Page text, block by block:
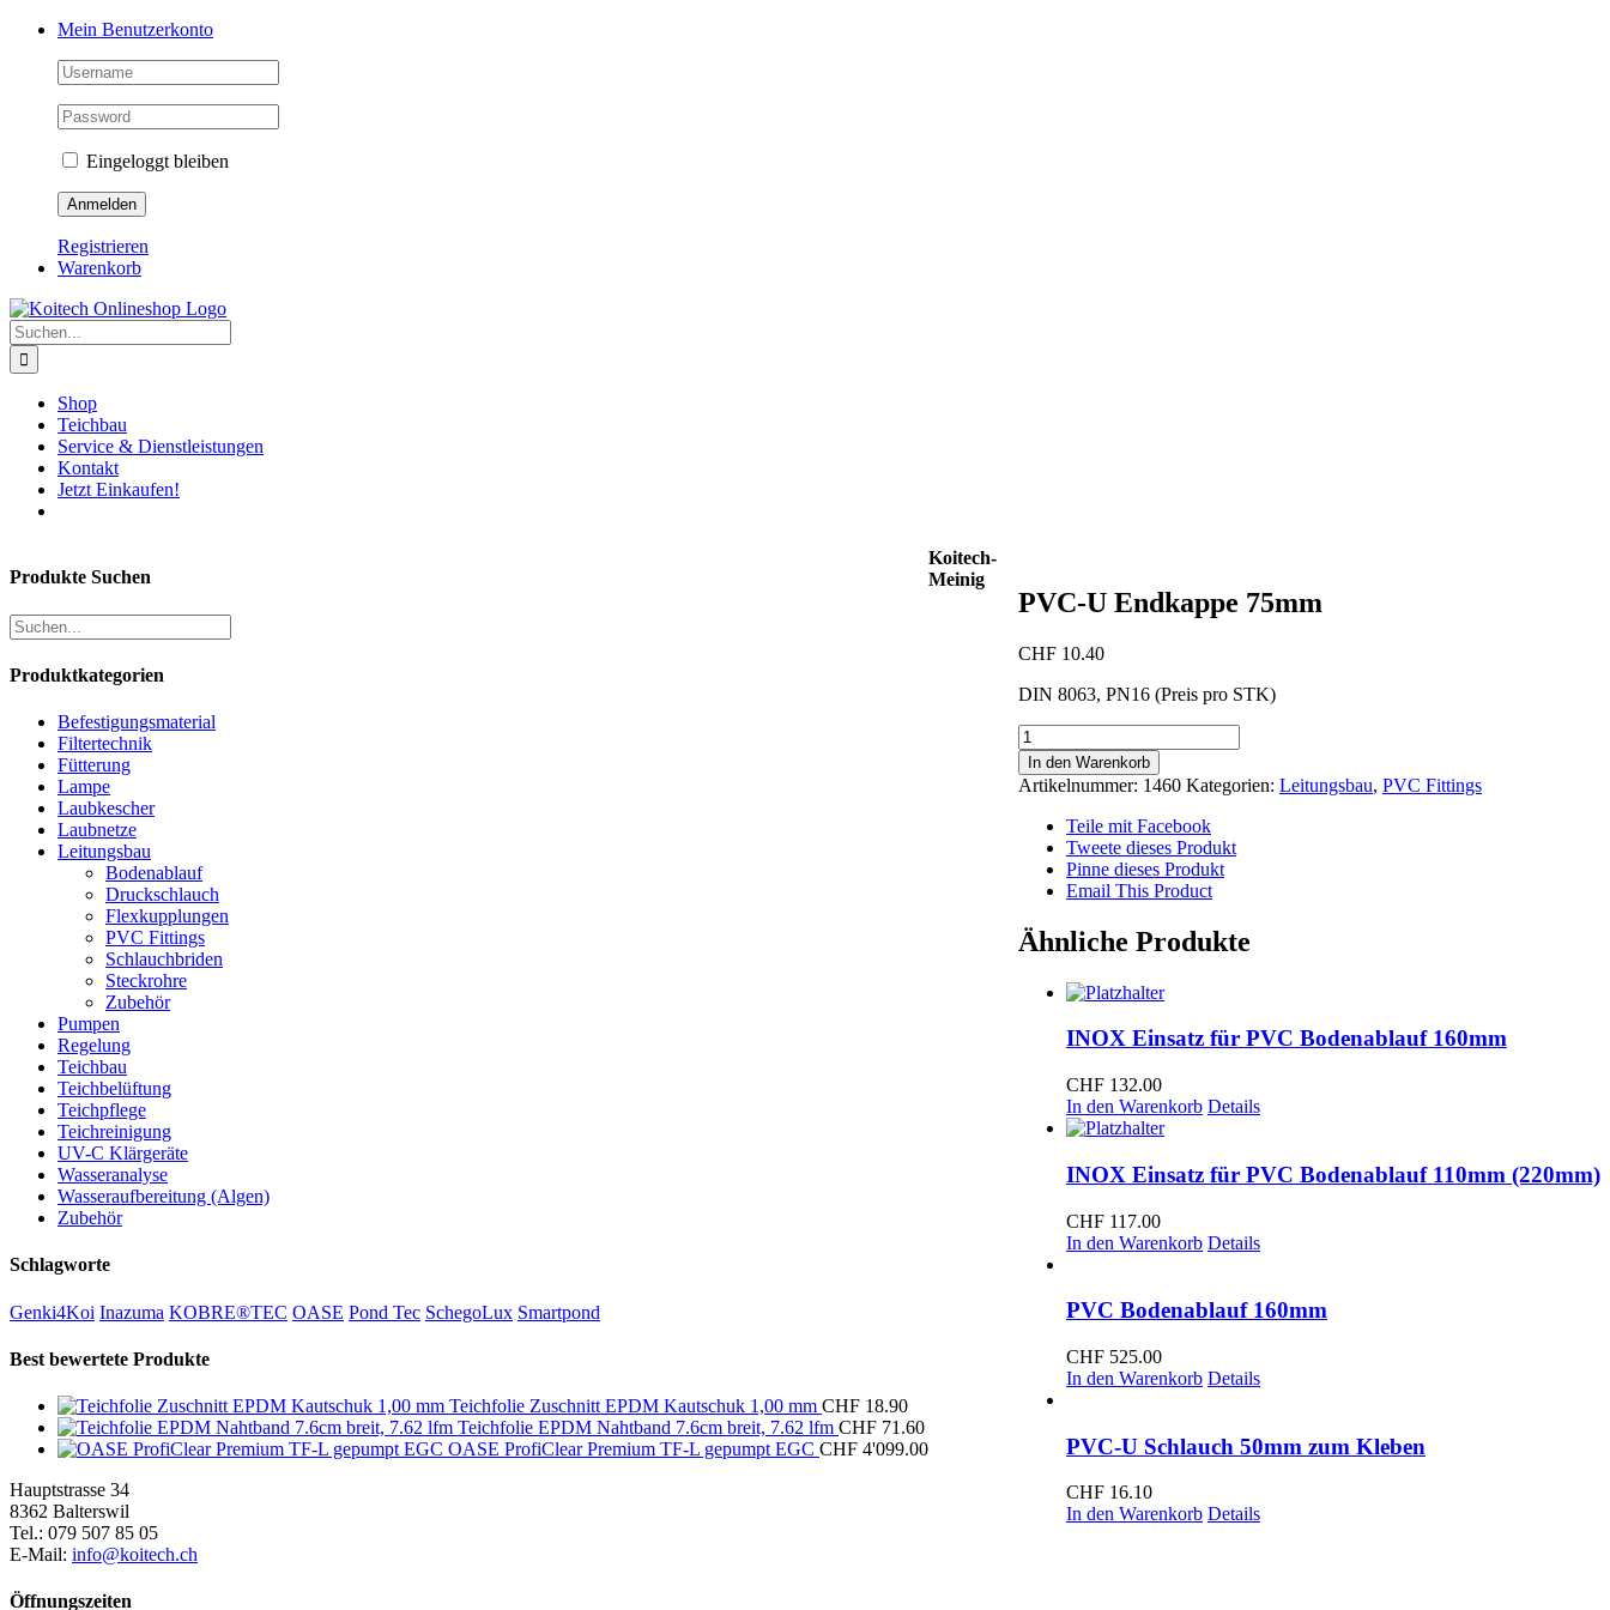
Skip
Mein Benutzerkonto
Eingeloggt bleiben
Registrieren
Warenkorb
Suche
nach:
Shop
Teichbau
Service & Dienstleistungen
Kontakt
Jetzt Einkaufen!
PVC-U Endkappe 75mm
CHF 10.40
DIN 8063, PN16 (Preis pro STK)
PVC-
U
Endkappe
75mm
Menge
In den Warenkorb
Artikelnummer: 1460 Kategorien: Leitungsbau, PVC Fittings
Teile mit Facebook
Tweete dieses Produkt
Pinne dieses Produkt
Email This Product
Ähnliche Produkte
INOX Einsatz für PVC Bodenablauf 160mm
CHF 132.00
In den Warenkorb Details
INOX Einsatz für PVC Bodenablauf 110mm (220mm)
CHF 117.00
In den Warenkorb Details
PVC Bodenablauf 160mm
CHF 525.00
In den Warenkorb Details
PVC-U Schlauch 50mm zum Kleben
CHF 16.10
In den Warenkorb Details
Produkte Suchen
Produktkategorien
Befestigungsmaterial
Filtertechnik
Fütterung
Lampe
Laubkescher
Laubnetze
Leitungsbau
Bodenablauf
Druckschlauch
Flexkupplungen
PVC Fittings
Schlauchbriden
Steckrohre
Zubehör
Pumpen
Regelung
Teichbau
Teichbelüftung
Teichpflege
Teichreinigung
UV-C Klärgeräte
Wasseranalyse
Wasseraufbereitung (Algen)
Zubehör
Schlagworte
Genki4Koi Inazuma KOBRE®TEC OASE Pond Tec SchegoLux Smartpond
Best bewertete Produkte
Teichfolie Zuschnitt EPDM Kautschuk 1,00 mm CHF 18.90
Teichfolie EPDM Nahtband 7.6cm breit, 7.62 lfm CHF 71.60
OASE ProfiClear Premium TF-L gepumpt EGC CHF 4'099.00
Koitech-
Meinig
Hauptstrasse 34
8362 Balterswil
Tel.: 079 507 85 05
E-Mail: info@koitech.ch
Öffnungszeiten